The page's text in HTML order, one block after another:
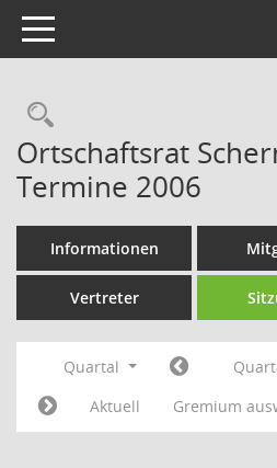
Toggle navigation
Rechercheauswahl
Ortschaftsrat
Termine 2006
Informationen
Vertreter
Quartal
Aktuell
Gremium